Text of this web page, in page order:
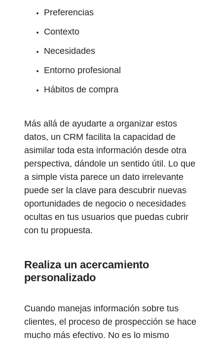
Preferencias
Contexto
Necesidades
Entorno profesional
Hábitos de compra
Más allá de ayudarte a organizar estos
datos, un CRM facilita la capacidad de
asimilar toda esta información desde otra
perspectiva, dándole un sentido útil. Lo que
a simple vista parece un dato irrelevante
puede ser la clave para descubrir nuevas
oportunidades de negocio o necesidades
ocultas en tus usuarios que puedas cubrir
con tu propuesta.
Realiza un acercamiento
personalizado
Cuando manejas información sobre tus
clientes, el proceso de prospección se hace
mucho más efectivo. No es lo mismo